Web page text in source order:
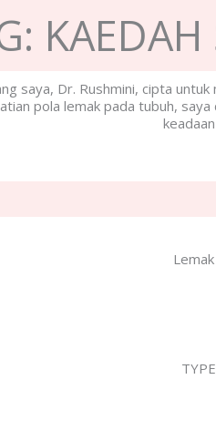
saya, Dr. Rushmini, cipta
pola lemak pada tubuh,